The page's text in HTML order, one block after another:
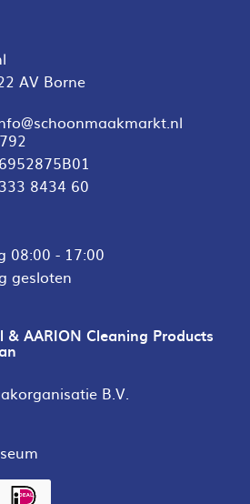
AV Borne
8434 60
08:00 - 17:00
gesloten
& AARION Cleaning Products
B.V.